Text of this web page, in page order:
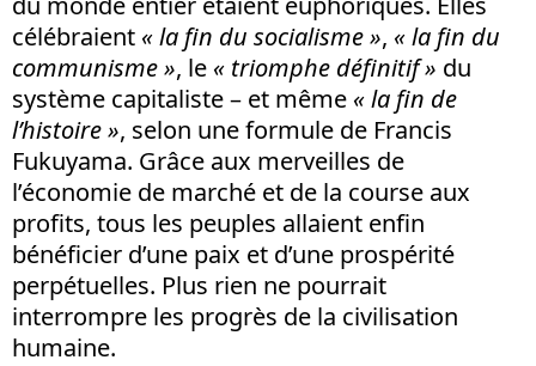
célébraient « la fin du socialisme », « la fin du
communisme », le « triomphe définitif » du
système capitaliste – et même « la fin de
l’histoire », selon une formule de Francis
Fukuyama. Grâce aux merveilles de
l’économie de marché et de la course aux
profits, tous les peuples allaient enfin
bénéficier d’une paix et d’une prospérité
perpétuelles. Plus rien ne pourrait
interrompre les progrès de la civilisation
humaine.